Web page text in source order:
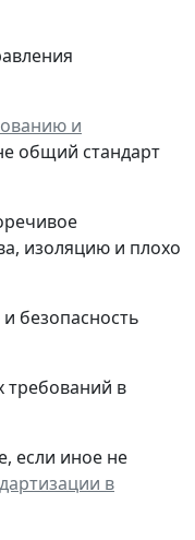
и
общий стандарт
изоляцию и плохо
безопасность
требований в
если иное не
в